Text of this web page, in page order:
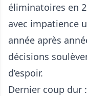
éliminatoires en
avec impatience
année après
décisions
d’espoir.
Dernier coup dur